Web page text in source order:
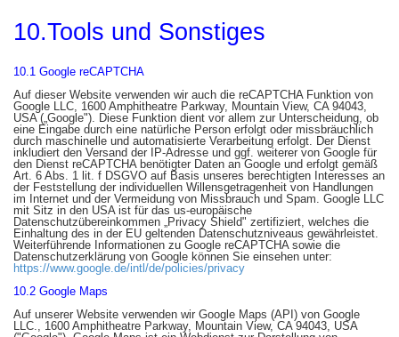
10.Tools und Sonstiges
10.1 Google reCAPTCHA
Auf dieser Website verwenden wir auch die reCAPTCHA Funktion von
Google LLC, 1600 Amphitheatre Parkway, Mountain View, CA 94043,
USA („Google"). Diese Funktion dient vor allem zur Unterscheidung, ob
eine Eingabe durch eine natürliche Person erfolgt oder missbräuchlich
durch maschinelle und automatisierte Verarbeitung erfolgt. Der Dienst
inkludiert den Versand der IP-Adresse und ggf. weiterer von Google für
den Dienst reCAPTCHA benötigter Daten an Google und erfolgt gemäß
Art. 6 Abs. 1 lit. f DSGVO auf Basis unseres berechtigten Interesses an
der Feststellung der individuellen Willensgetragenheit von Handlungen
im Internet und der Vermeidung von Missbrauch und Spam. Google LLC
mit Sitz in den USA ist für das us-europäische
Datenschutzübereinkommen „Privacy Shield" zertifiziert, welches die
Einhaltung des in der EU geltenden Datenschutzniveaus gewährleistet.
Weiterführende Informationen zu Google reCAPTCHA sowie die
Datenschutzerklärung von Google können Sie einsehen unter:
https://www.google.de/intl/de/policies/privacy
10.2 Google Maps
Auf unserer Website verwenden wir Google Maps (API) von Google
LLC., 1600 Amphitheatre Parkway, Mountain View, CA 94043, USA